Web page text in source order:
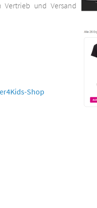
und Versand
Shop